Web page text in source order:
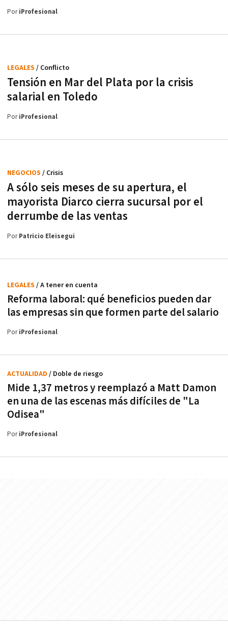
PoriProfesional
Tensión en Mar del Plata por la crisis
salarial en Toledo
LEGALES / Conflicto
PoriProfesional
A sólo seis meses de su apertura, el
mayorista Diarco cierra sucursal por el
derrumbe de las ventas
NEGOCIOS / Crisis
PorPatricio Eleisegui
Reforma laboral: qué beneficios pueden dar
las empresas sin que formen parte del salario
LEGALES / A tener en cuenta
PoriProfesional
Mide 1,37 metros y reemplazó a Matt Damon
en una de las escenas más difíciles de "La
Odisea"
ACTUALIDAD / Doble de riesgo
PoriProfesional